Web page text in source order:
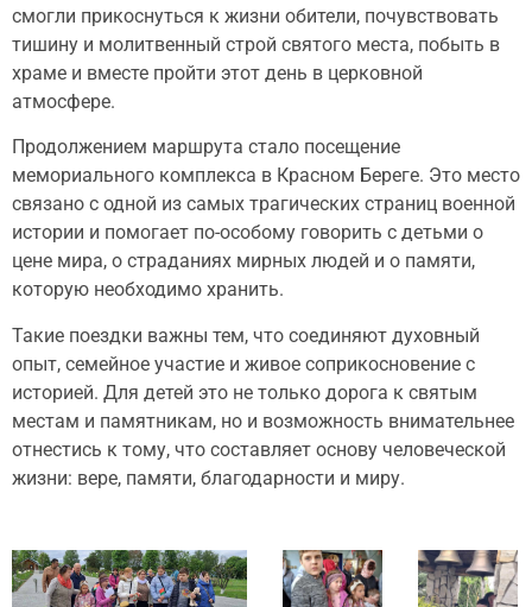
смогли прикоснуться к жизни обители, почувствовать
тишину и молитвенный строй святого места, побыть в
храме и вместе пройти этот день в церковной
атмосфере.
Продолжением маршрута стало посещение
мемориального комплекса в Красном Береге. Это место
связано с одной из самых трагических страниц военной
истории и помогает по-особому говорить с детьми о
цене мира, о страданиях мирных людей и о памяти,
которую необходимо хранить.
Такие поездки важны тем, что соединяют духовный
опыт, семейное участие и живое соприкосновение с
историей. Для детей это не только дорога к святым
местам и памятникам, но и возможность внимательнее
отнестись к тому, что составляет основу человеческой
жизни: вере, памяти, благодарности и миру.